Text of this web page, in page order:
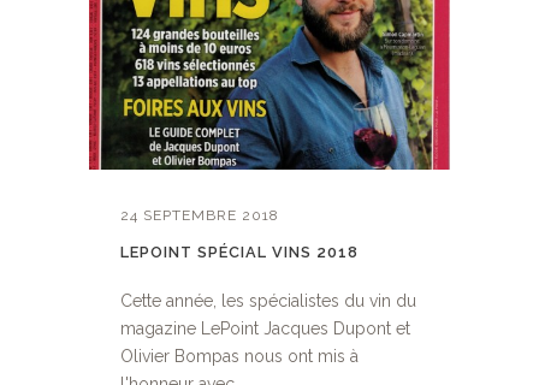
24 SEPTEMBRE 2018
LEPOINT SPÉCIAL VINS 2018
Cette année, les spécialistes du vin du
magazine LePoint Jacques Dupont et
Olivier Bompas nous ont mis à